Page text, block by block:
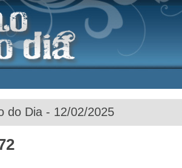
do Dia - 12/02/2025